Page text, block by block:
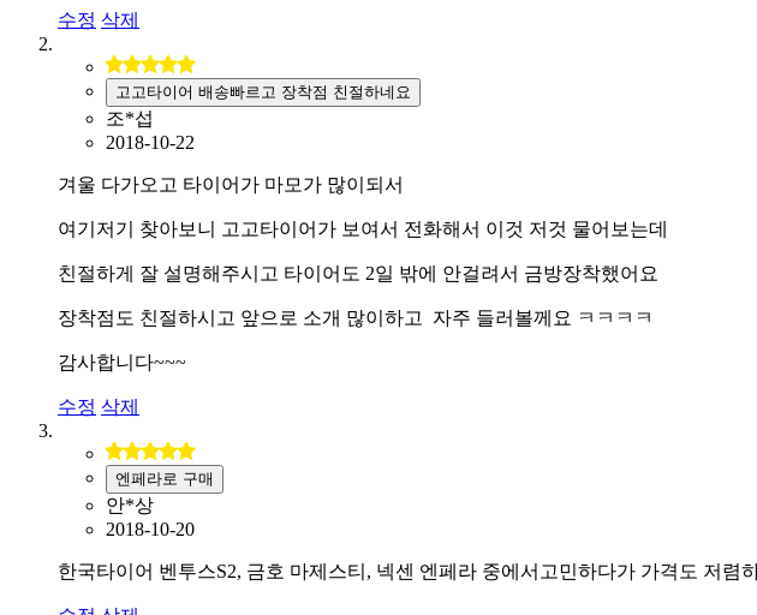
수정 삭제
고고타이어 배송빠르고 장착점 친절하네요
조*섭
2018-10-22
겨울 다가오고 타이어가 마모가 많이되서
여기저기 찾아보니 고고타이어가 보여서 전화해서 이것 저것 물어보는데
친절하게 잘 설명해주시고 타이어도 2일 밖에 안걸려서 금방장착했어요
장착점도 친절하시고 앞으로 소개 많이하고 자주 들러볼께요 ㅋㅋㅋㅋ
감사합니다~~~
수정 삭제
엔페라로 구매
안*상
2018-10-20
한국타이어 벤투스S2, 금호 마제스티, 넥센 엔페라 중에서고민하다가 가격도 저